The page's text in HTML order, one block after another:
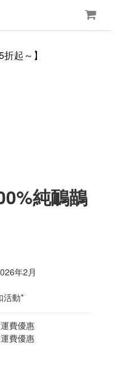
起～】
純鴯鶓
年2月
活動*
費優惠
費優惠